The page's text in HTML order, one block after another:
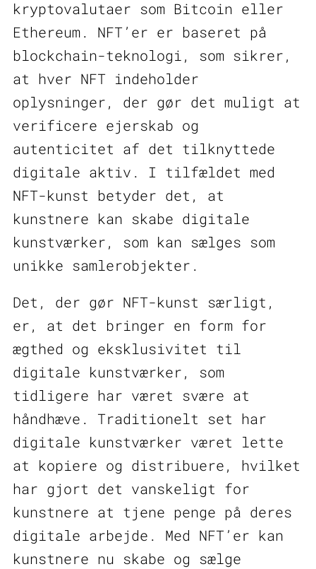
kryptovalutaer som Bitcoin eller
Ethereum. NFT’er er baseret på
blockchain-teknologi, som sikrer,
at hver NFT indeholder
oplysninger, der gør det muligt at
verificere ejerskab og
autenticitet af det tilknyttede
digitale aktiv. I tilfældet med
NFT-kunst betyder det, at
kunstnere kan skabe digitale
kunstværker, som kan sælges som
unikke samlerobjekter.
Det, der gør NFT-kunst særligt,
er, at det bringer en form for
ægthed og eksklusivitet til
digitale kunstværker, som
tidligere har været svære at
håndhæve. Traditionelt set har
digitale kunstværker været lette
at kopiere og distribuere, hvilket
har gjort det vanskeligt for
kunstnere at tjene penge på deres
digitale arbejde. Med NFT’er kan
kunstnere nu skabe og sælge